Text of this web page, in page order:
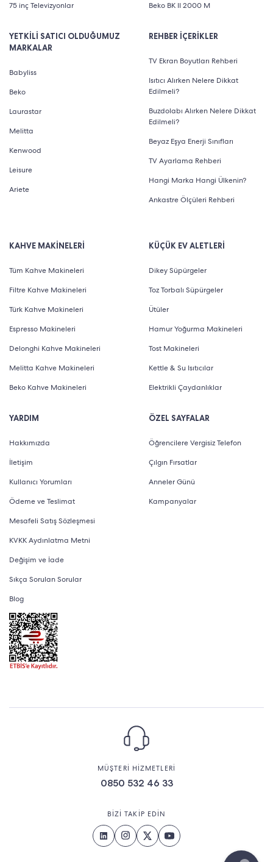
75 inç Televizyonlar
YETKİLİ SATICI OLDUĞUMUZ
MARKALAR
Babyliss
Beko
Laurastar
Melitta
Kenwood
Leisure
Ariete
Beko BK II 2000 M
REHBER İÇERİKLER
TV Ekran Boyutları Rehberi
Isıtıcı Alırken Nelere Dikkat
Edilmeli?
Buzdolabı Alırken Nelere Dikkat
Edilmeli?
Beyaz Eşya Enerji Sınıfları
TV Ayarlama Rehberi
Hangi Marka Hangi Ülkenin?
Ankastre Ölçüleri Rehberi
KAHVE MAKİNELERİ
Tüm Kahve Makineleri
Filtre Kahve Makineleri
Türk Kahve Makineleri
Espresso Makineleri
Delonghi Kahve Makineleri
Melitta Kahve Makineleri
Beko Kahve Makineleri
YARDIM
Hakkımızda
İletişim
Kullanıcı Yorumları
Ödeme ve Teslimat
Mesafeli Satış Sözleşmesi
KVKK Aydınlatma Metni
Değişim ve İade
Sıkça Sorulan Sorular
Blog
KÜÇÜK EV ALETLERİ
Dikey Süpürgeler
Toz Torbalı Süpürgeler
Ütüler
Hamur Yoğurma Makineleri
Tost Makineleri
Kettle & Su Isıtıcılar
Elektrikli Çaydanlıklar
ÖZEL SAYFALAR
Öğrencilere Vergisiz Telefon
Çılgın Fırsatlar
Anneler Günü
Kampanyalar
MÜŞTERİ HİZMETLERİ
0850 532 46 33
BİZİ TAKİP EDİN